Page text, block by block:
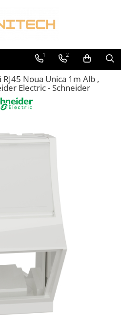
cu
1 2
Noua Unica 1m Alb ,
Electric - Schneider